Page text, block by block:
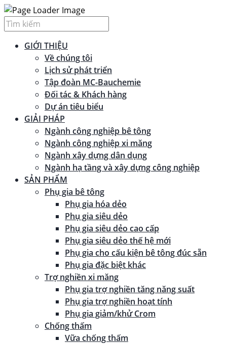
GIỚI THIỆU
Về chúng tôi
Lịch sử phát triển
Tập đoàn MC-Bauchemie
Đối tác & Khách hàng
Dự án tiêu biểu
GIẢI PHÁP
Ngành công nghiệp bê tông
Ngành công nghiệp xi măng
Ngành xây dựng dân dụng
Ngành hạ tầng và xây dựng công nghiệp
SẢN PHẨM
Phụ gia bê tông
Phụ gia hóa dẻo
Phụ gia siêu dẻo
Phụ gia siêu dẻo cao cấp
Phụ gia siêu dẻo thế hệ mới
Phụ gia cho cấu kiện bê tông đúc sẵn
Phụ gia đặc biệt khác
Trợ nghiền xi măng
Phụ gia trợ nghiền tăng năng suất
Phụ gia trợ nghiền hoạt tính
Phụ gia giảm/khử Crom
Chống thấm
Vữa chống thấm